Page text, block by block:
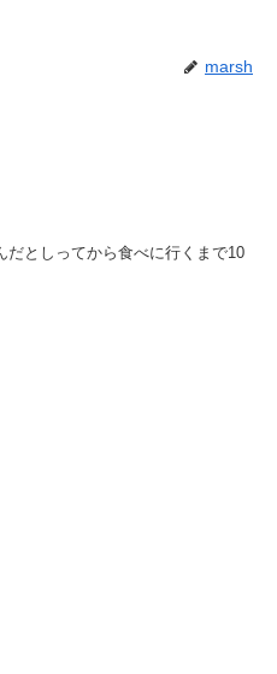
marsh
としってから食べに行くまで10